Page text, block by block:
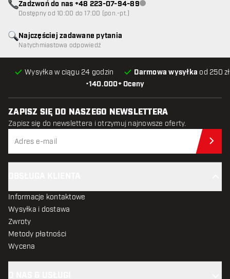
•140.000+ Oceny
Wysyłka w ciągu 24 godzin Darmowa wysyłka od 250
Najczęściej zadawane pytania
Natychmiastowa odpowiedź
Zadzwoń do nas +48 223-07-94-89Obsługa klienta niedostępna
Dostępny od 10:00 do 17:00 (pon.-pt.)
ZAPISZ SIĘ DO NASZEGO NEWSLETTERA
Zapisz się do newslettera i otrzymuj najnowsze oferty.
Informacje kontaktowe
Wysyłka i dostawa
Zwroty
Metody płatności
Wycena